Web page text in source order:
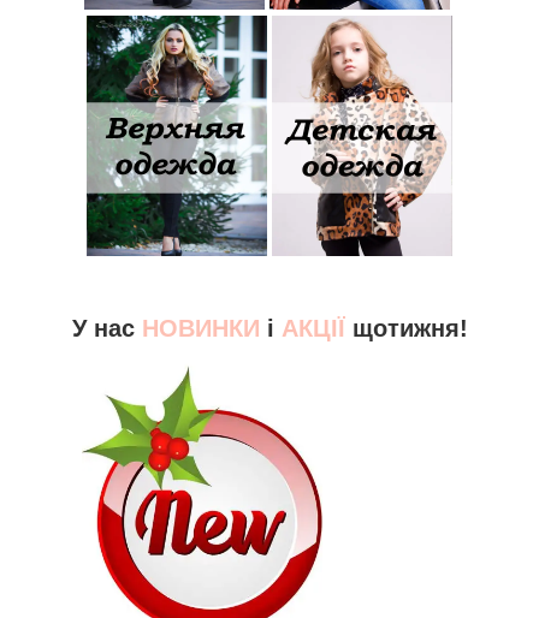
У нас НОВИНКИ і АКЦІЇ щотижня!